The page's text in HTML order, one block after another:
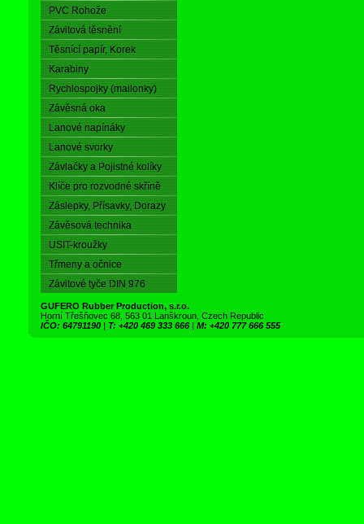
PVC Rohože
Závitová těsnění
Těsnící papír, Korek
Karabiny
Rychlospojky (mailonky)
Závěsná oka
Lanové napínáky
Lanové svorky
Závlačky a Pojistné kolíky
Klíče pro rozvodné skříně
Záslepky, Přísavky, Dorazy
Závěsová technika
USIT-kroužky
Třmeny a očnice
Závitové tyče DIN 976
GUFERO Rubber Production, s.r.o.
Horní Třešňovec 68, 563 01 Lanškroun, Czech Republic
IČO: 64791190 | T: +420 469 333 666 | M: +420 777 666 555